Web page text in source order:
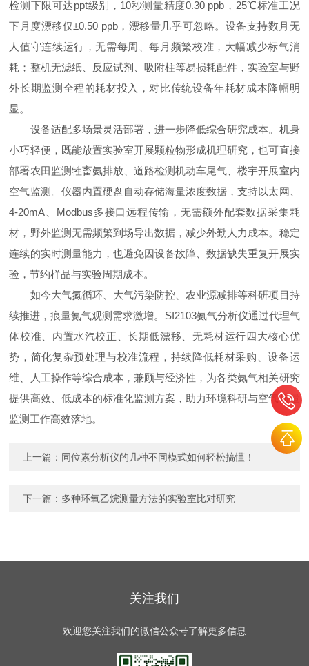
检测下限可达ppt级别，10秒测量精度0.30 ppb，25℃标准工况
下月度漂移仅±0.50 ppb，漂移量几乎可忽略。设备支持数月无
人值守连续运行，无需每周、每月频繁校准，大幅减少标气消
耗；整机无滤纸、反应试剂、吸附柱等易损耗配件，实验室与野
外长期监测全程的耗材投入，对比传统设备年耗材成本降幅明
显。
设备适配多场景灵活部署，进一步降低综合研究成本。机身
小巧轻便，既能放置实验室开展颗粒物形成机理研究，也可直接
部署农田监测牲畜氨排放、道路检测机动车尾气、楼宇开展室内
空气监测。仪器内置硬盘自动存储海量浓度数据，支持以太网、
4-20mA、Modbus多接口远程传输，无需额外配套数据采集耗
材，野外监测无需频繁到场导出数据，减少外勤人力成本。稳定
连续的实时测量能力，也避免因设备故障、数据缺失重复开展实
验，节约样品与实验周期成本。
如今大气氮循环、大气污染防控、农业源减排等科研项目持
续推进，痕量氨气观测需求激增。SI2103氨气分析仪通过代理气
体校准、内置水汽校正、长期低漂移、无耗材运行四大核心优
势，简化复杂预处理与校准流程，持续降低耗材采购、设备运
维、人工操作等综合成本，兼顾与经济性，为各类氨气相关研究
提供高效、低成本的标准化监测方案，助力环境科研与空气质量
监测工作高效落地。
上一篇： 同位素分析仪的几种不同模式如何轻松搞懂！
下一篇： 多种环氧乙烷测量方法的实验室比对研究
关注我们
欢迎您关注我们的微信公众号了解更多信息